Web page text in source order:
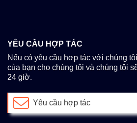
YÊU CẦU HỢP TÁC
Nếu có yêu cầu hợp tác với chúng
của bạn cho chúng tôi và chúng tôi
24 giờ.
Yêu cầu hợp tác